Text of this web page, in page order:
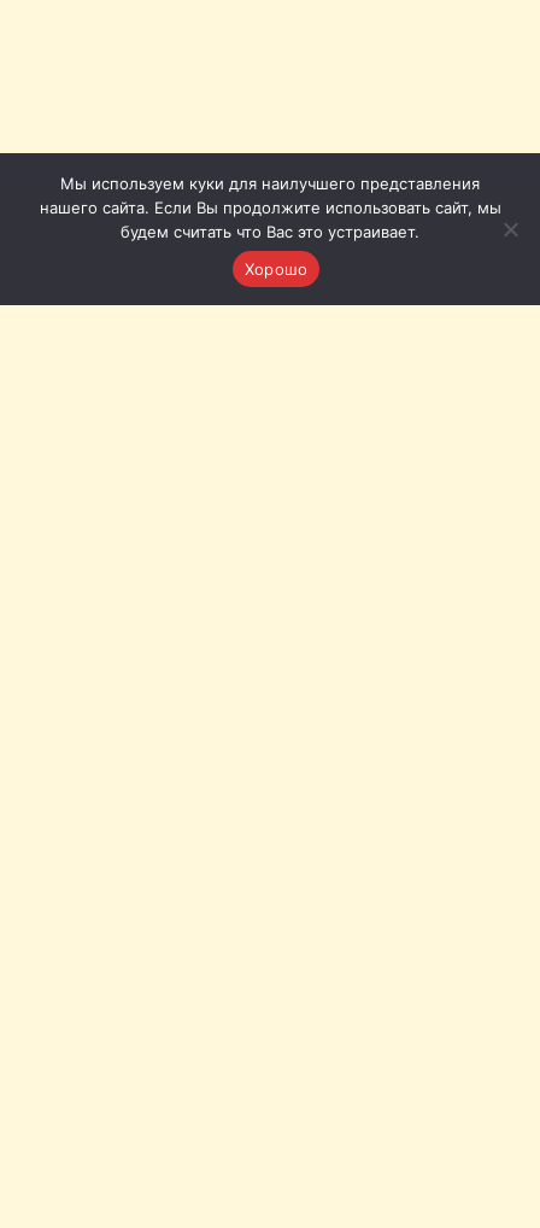
Мы используем куки для наилучшего представления
нашего сайта. Если Вы продолжите использовать сайт, мы
будем считать что Вас это устраивает.
Хорошо